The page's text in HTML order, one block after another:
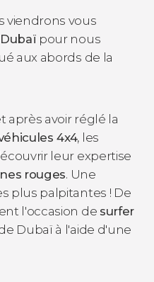
viendrons vous
pour nous
aux abords de la
après avoir réglé la
4x4, les
leur expertise
rouges. Une
plus palpitantes ! De
l'occasion de surfer
Dubaï à l'aide d'une